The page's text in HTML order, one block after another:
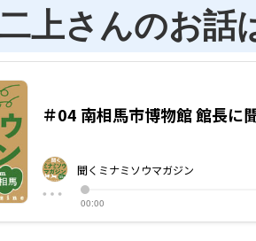
上さんのお話